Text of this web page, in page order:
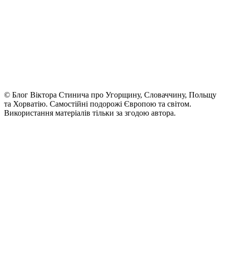
© Блог Віктора Стинича про Угорщину, Словаччину, Польщу
та Хорватію. Самостійні подорожі Європою та світом.
Використання матеріалів тільки за згодою автора.